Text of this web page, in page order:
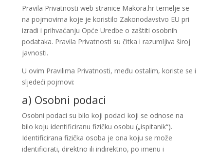
Pravila Privatnosti web stranice Makora.hr temelje se
na pojmovima koje je koristilo Zakonodavstvo EU pri
izradi i prihvaćanju Opće Uredbe o zaštiti osobnih
podataka. Pravila Privatnosti su čitka i razumljiva široj
javnosti.
U ovim Pravilima Privatnosti, među ostalim, koriste se i
sljedeći pojmovi:
a) Osobni podaci
Osobni podaci su bilo koji podaci koji se odnose na
bilo koju identificiranu fizičku osobu („ispitanik“).
Identificirana fizička osoba je ona koju se može
identificirati, direktno ili indirektno, po imenu i